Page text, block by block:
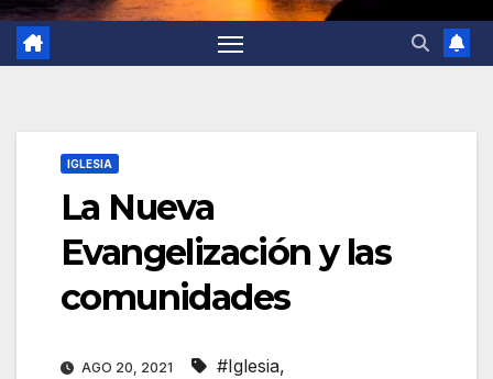
IGLESIA
La Nueva
Evangelización y las
comunidades
AGO 20, 2021 #Iglesia,